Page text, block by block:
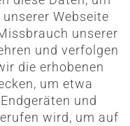
Webseite
unserer
und verfolgen
die erhobenen
um etwa
und
wird, um auf